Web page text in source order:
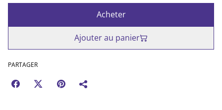
Acheter
Ajouter au panier
PARTAGER